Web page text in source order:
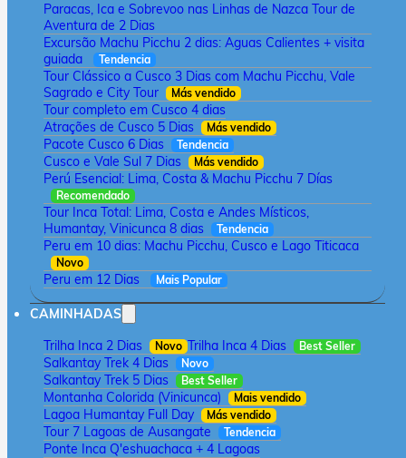
Paracas, Ica e Sobrevoo nas Linhas de Nazca Tour de
Aventura de 2 Dias
Excursão Machu Picchu 2 dias: Aguas Calientes + visita
guiada
Tendencia
Tour Clássico a Cusco 3 Dias com Machu Picchu, Vale
Sagrado e City Tour
Más vendido
Tour completo em Cusco 4 dias
Atrações de Cusco 5 Dias
Más vendido
Pacote Cusco 6 Dias Tendencia
Cusco e Vale Sul 7 Dias Más vendido
Perú Esencial: Lima, Costa & Machu Picchu 7 Días
Recomendado
Tour Inca Total: Lima, Costa e Andes Místicos,
Humantay, Vinicunca 8 dias
Tendencia
Peru em 10 dias: Machu Picchu, Cusco e Lago Titicaca
Novo
Peru em 12 Dias Mais Popular
CAMINHADAS
Trilha Inca 2 Dias
Novo Trilha Inca 4 Dias Best Seller
Salkantay Trek 4 Dias Novo
Salkantay Trek 5 Dias Best Seller
Montanha Colorida (Vinicunca) Mais vendido
Lagoa Humantay Full Day Más vendido
Tour 7 Lagoas de Ausangate Tendencia
Ponte Inca Q'eshuachaca + 4 Lagoas